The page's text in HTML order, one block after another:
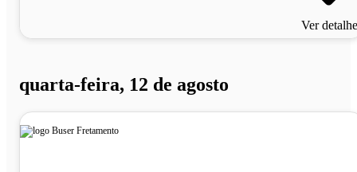
Ver
quarta-feira, 12 de agosto